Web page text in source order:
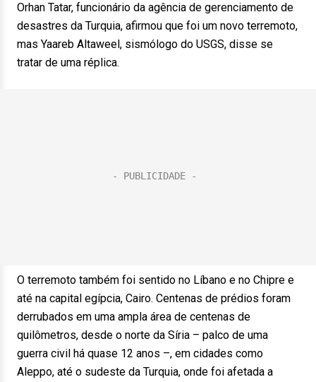
Orhan Tatar, funcionário da agência de gerenciamento de
desastres da Turquia, afirmou que foi um novo terremoto,
mas Yaareb Altaweel, sismólogo do USGS, disse se
tratar de uma réplica.
O terremoto também foi sentido no Líbano e no Chipre e
até na capital egípcia, Cairo. Centenas de prédios foram
derrubados em uma ampla área de centenas de
quilômetros, desde o norte da Síria – palco de uma
guerra civil há quase 12 anos –, em cidades como
Aleppo, até o sudeste da Turquia, onde foi afetada a